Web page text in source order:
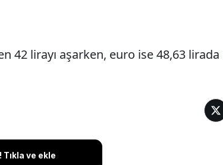
42 lirayı aşarken, euro ise 48,63
Tıkla ve ekle